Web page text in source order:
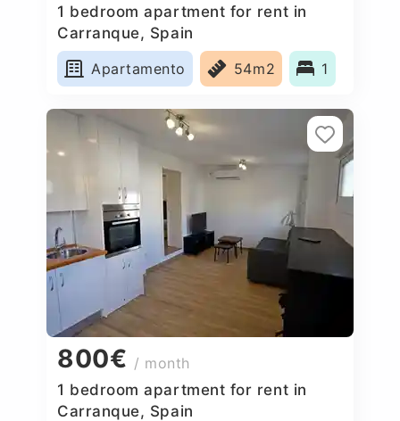
1 bedroom apartment for rent in
Carranque, Spain
Apartamento
54m2 1
800€ / month
1 bedroom apartment for rent in
Carranque, Spain